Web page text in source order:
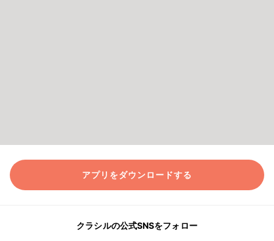
アプリをダウンロードする
クラシルの公式SNSをフォロー